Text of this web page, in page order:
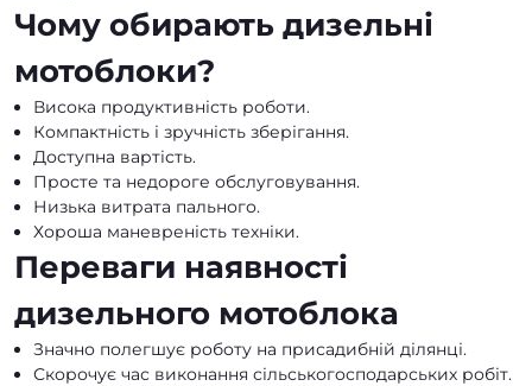
Чому обирають дизельні
мотоблоки?
Висока продуктивність роботи.
Компактність і зручність зберігання.
Доступна вартість.
Просте та недороге обслуговування.
Низька витрата пального.
Хороша маневреність техніки.
Переваги наявності
дизельного мотоблока
Значно полегшує роботу на присадибній ділянці.
Скорочує час виконання сільськогосподарських робіт.